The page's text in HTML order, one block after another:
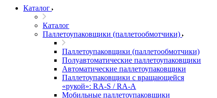
Каталог
Каталог
Паллетоупаковщики (паллетообмотчики)
Паллетоупаковщики (паллетообмотчики)
Полуавтоматические паллетоупаковщики
Автоматические паллетоупаковщики
Паллетоупаковщики с вращающейся
«рукой»: RA-S / RA-A
Мобильные паллетоупаковщики